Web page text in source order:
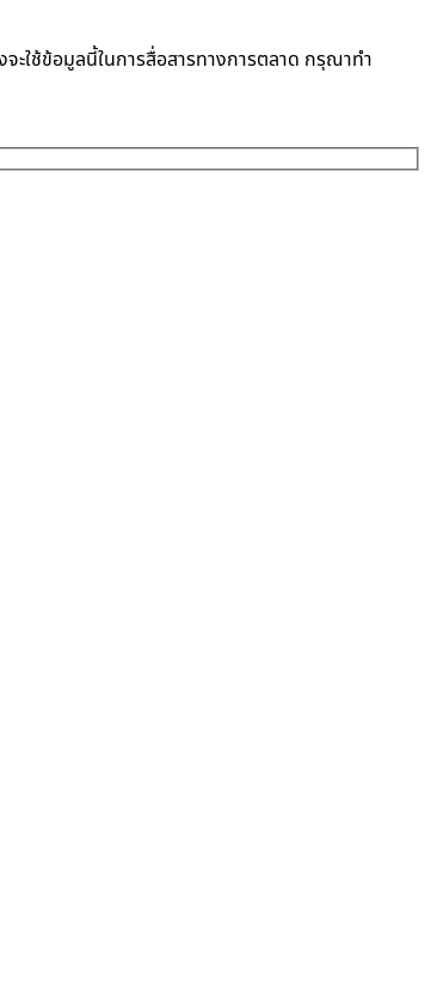
ะใช้ข้อมูลนี้ในการสื่อสารทางการตลาด กรุณาทำ